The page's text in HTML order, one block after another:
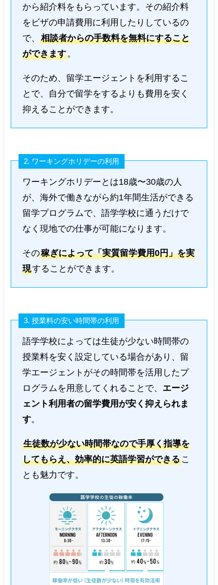
から紹介料をもらっています。その紹介料
をビザの申請費用に利用したりしているの
で、 相談者からの手数料を無料にすること
ができます。
そのため、留学エージェントを利用するこ
とで、自分で留学をするよりも費用を安く
抑えることができます。
2. ワーキングホリデーの利用
ワーキングホリデーとは18歳〜30歳の人
が、海外で働きながら約1年間生活ができる
留学プログラムで、語学学校に通うだけで
なく現地での仕事が可能になります。
その稼ぎによって「実質留学費用0円」を実
現することができます。
3. 授業料の安い時間帯の利用
語学学校によっては生徒が少ない時間帯の
授業料を安く設定している場合があり、留
学エージェントがその時間帯を活用したプ
ログラムを用意してくれることで、 エージ
ェント利用者の留学費用が安く抑えられま
す。
生徒数が少ない時間帯なので手厚く指導を
してもらえ、効率的に英語学習ができるこ
とも魅力です。